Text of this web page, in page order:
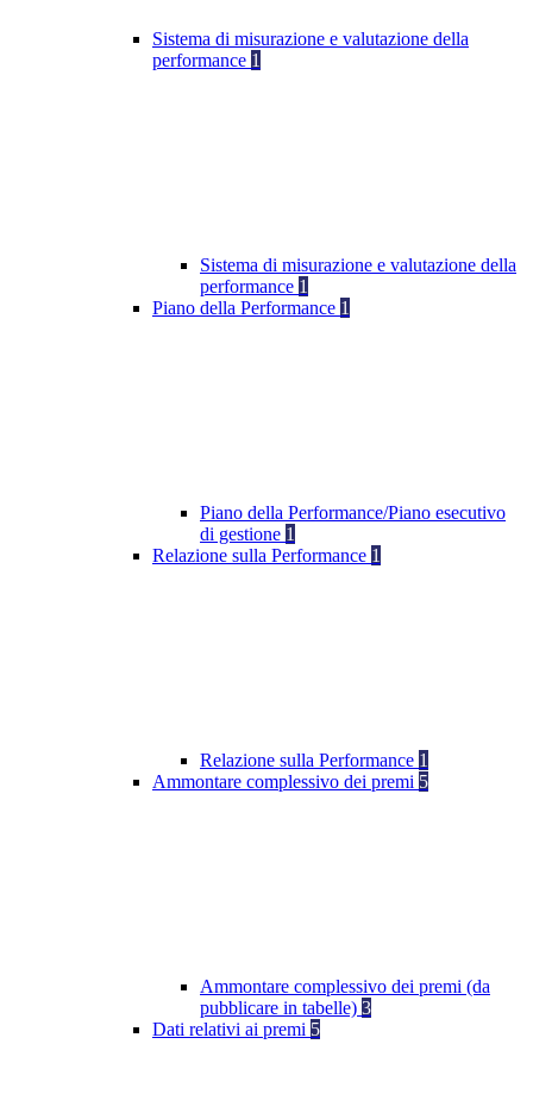
Sistema di misurazione e valutazione della
performance 1
Sistema di misurazione e valutazione della
performance 1
Piano della Performance 1
Piano della Performance/Piano esecutivo
di gestione 1
Relazione sulla Performance 1
Relazione sulla Performance 1
Ammontare complessivo dei premi 5
Ammontare complessivo dei premi (da
pubblicare in tabelle) 3
Dati relativi ai premi 5